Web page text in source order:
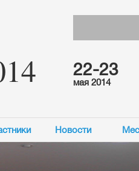
22-23
мая 2014
Новости